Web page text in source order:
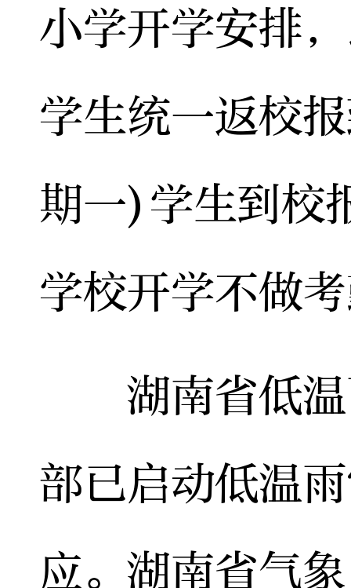
小学开学安排
学生统一返校
期一)学生到校
学校开学不做
湖南省低温
部已启动低温
应。湖南省气